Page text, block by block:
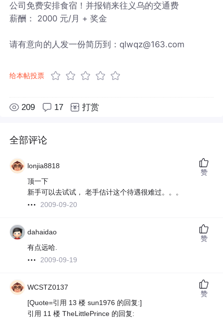
公司免费安排食宿！并报销来往义乌的交通费
薪酬： 2000 元/月 + 奖金
请有意向的人发一份简历到：qlwqz@163.com
给本帖投票
209 17 打赏
全部评论
lonjia8818
顶一下
新手可以去试试， 老手估计这个待遇很难过。。。
2009-09-20
赞
dahaidao
有点远哈.
2009-09-19
赞
WCSTZ0137
[Quote=引用 13 楼 sun1976 的回复:]
引用 11 楼 TheLittlePrince 的回复:
赞